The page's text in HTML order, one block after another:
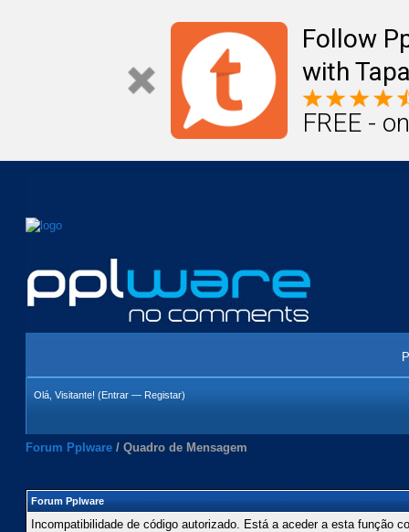
Follow
with
FREE -
Olá, Visitante! (Entrar — Registar)
Forum Pplware / Quadro de Mensagem
Forum Pplware
Incompatibilidade de código autorizado. Está a aceder a esta função